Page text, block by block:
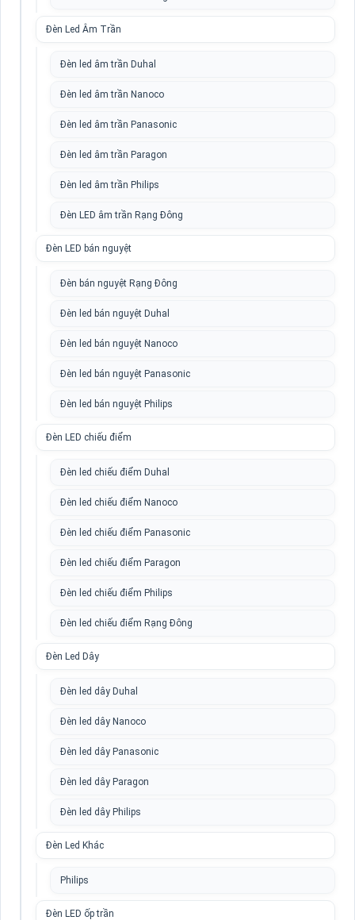
Đèn Led Âm Trần
Đèn led âm trần Duhal
Đèn led âm trần Nanoco
Đèn led âm trần Panasonic
Đèn led âm trần Paragon
Đèn led âm trần Philips
Đèn LED âm trần Rạng Đông
Đèn LED bán nguyệt
Đèn bán nguyệt Rạng Đông
Đèn led bán nguyệt Duhal
Đèn led bán nguyệt Nanoco
Đèn led bán nguyệt Panasonic
Đèn led bán nguyệt Philips
Đèn LED chiếu điểm
Đèn led chiếu điểm Duhal
Đèn led chiếu điểm Nanoco
Đèn led chiếu điểm Panasonic
Đèn led chiếu điểm Paragon
Đèn led chiếu điểm Philips
Đèn led chiếu điểm Rạng Đông
Đèn Led Dây
Đèn led dây Duhal
Đèn led dây Nanoco
Đèn led dây Panasonic
Đèn led dây Paragon
Đèn led dây Philips
Đèn Led Khác
Philips
Đèn LED ốp trần